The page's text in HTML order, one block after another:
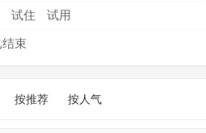
试住 试用
结束
按推荐 按人气